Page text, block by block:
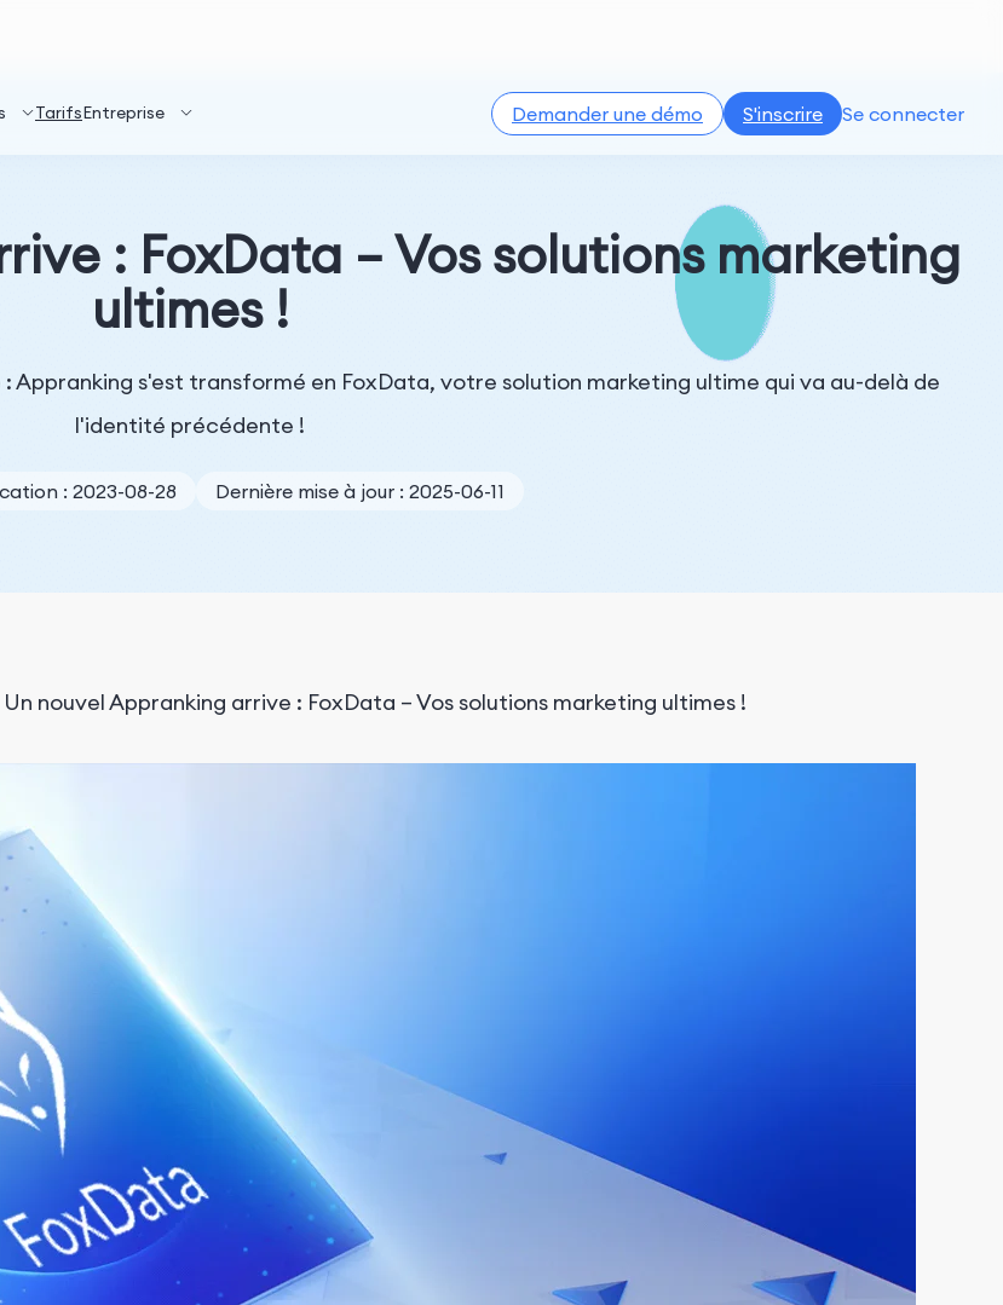
TarifsEntreprise Demander une démo S'inscrire Se connecter
: FoxData – Vos solutions marketing
ultimes !
Appranking s'est transformé en FoxData, votre solution marketing ultime qui va au-delà de
l'identité précédente !
: 2023-08-28 Dernière mise à jour : 2025-06-11
Un nouvel Appranking arrive : FoxData – Vos solutions marketing ultimes !